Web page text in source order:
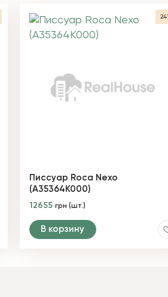
Писсуар Roca Nexo
(A35364K000)
12655 грн (шт.)
В корзину